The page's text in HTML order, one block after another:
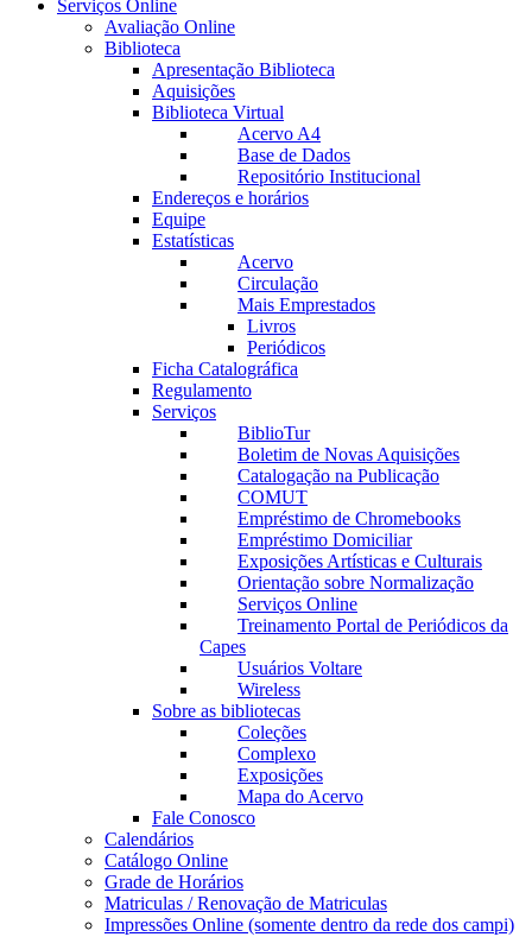
Serviços Online
Avaliação Online
Biblioteca
Apresentação Biblioteca
Aquisições
Biblioteca Virtual
Acervo A4
Base de Dados
Repositório Institucional
Endereços e horários
Equipe
Estatísticas
Acervo
Circulação
Mais Emprestados
Livros
Periódicos
Ficha Catalográfica
Regulamento
Serviços
BiblioTur
Boletim de Novas Aquisições
Catalogação na Publicação
COMUT
Empréstimo de Chromebooks
Empréstimo Domiciliar
Exposições Artísticas e Culturais
Orientação sobre Normalização
Serviços Online
Treinamento Portal de Periódicos da
Capes
Usuários Voltare
Wireless
Sobre as bibliotecas
Coleções
Complexo
Exposições
Mapa do Acervo
Fale Conosco
Calendários
Catálogo Online
Grade de Horários
Matriculas / Renovação de Matriculas
Impressões Online (somente dentro da rede dos campi)